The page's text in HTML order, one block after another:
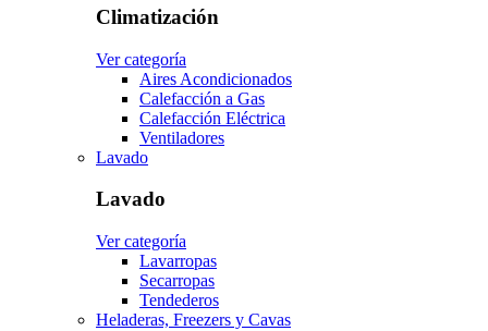
Climatización
Ver categoría
Aires Acondicionados
Calefacción a Gas
Calefacción Eléctrica
Ventiladores
Lavado
Lavado
Ver categoría
Lavarropas
Secarropas
Tendederos
Heladeras, Freezers y Cavas